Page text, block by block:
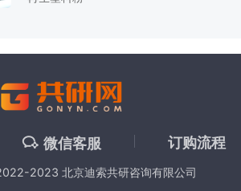
微信客服 订购流程
2023 北京迪索共研咨询有限公司